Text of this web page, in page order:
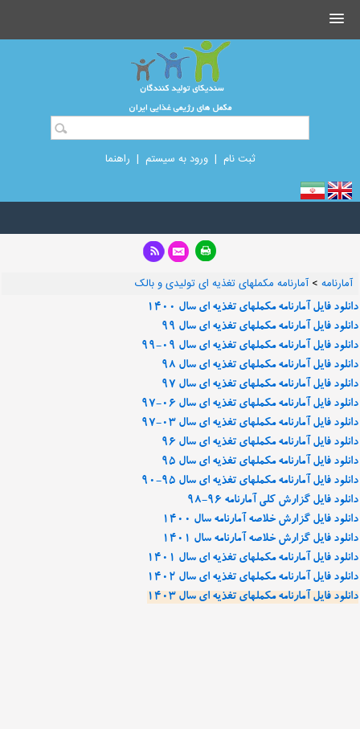
ثبت نام |ورود به سیستم | راهنما
آمارنامه >آمارنامه مکملهای تغذیه ای تولیدی و بالک
دانلود فایل آمارنامه مکملهای تغذیه ای سال 1400
دانلود فایل آمارنامه مکملهای تغذیه ای سال 99
دانلود فایل آمارنامه مکملهای تغذیه ای سال 09-99
دانلود فایل آمارنامه مکملهای تغذیه ای سال 98
دانلود فایل آمارنامه مکملهای تغذیه ای سال 97
دانلود فایل آمارنامه مکملهای تغذیه ای سال 06-97
دانلود فایل آمارنامه مکملهای تغذیه ای سال 03-97
دانلود فایل آمارنامه مکملهای تغذیه ای سال 96
دانلود فایل آمارنامه مکملهای تغذیه ای سال 95
دانلود فایل آمارنامه مکملهای تغذیه ای سال 95-90
دانلود فایل گزارش کلی آمارنامه 96-98
دانلود فایل گزارش خلاصه آمارنامه سال 1400
دانلود فایل گزارش خلاصه آمارنامه سال 1401
دانلود فایل آمارنامه مکملهای تغذیه ای سال 1401
دانلود فایل آمارنامه مکملهای تغذیه ای سال 1402
دانلود فایل آمارنامه مکملهای تغذیه ای سال 1403